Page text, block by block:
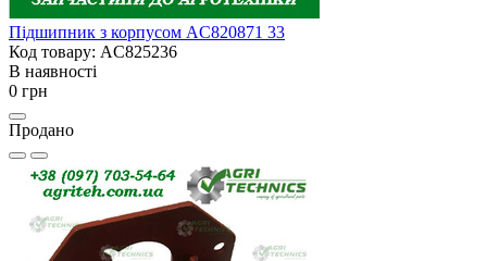
Підшипник з корпусом AC820871 33
Код товару: AC825236
В наявності
0 грн
Продано